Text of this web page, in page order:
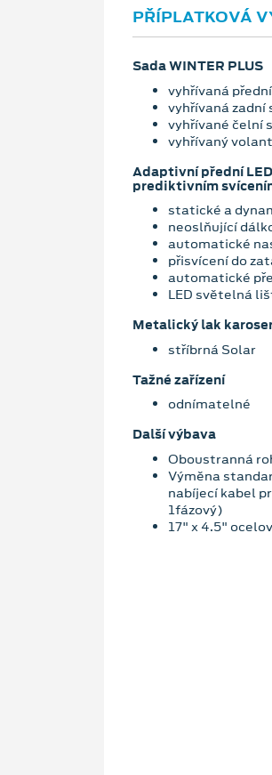
PŘÍPLATKOVÁ
Sada WINTER PLUS
vyhřívaná
vyhřívaná zadní
vyhřívané čelní
vyhřívaný volant
Adaptivní přední
prediktivním
statické a
neoslňující
automatické
přisvícení do
automatické
LED světelná
Metalický lak
stříbrná Solar
Tažné zařízení
odnímatelné
Další výbava
Oboustranná
Výměna
nabíjecí kabel
1fázový)
17" x 4.5"